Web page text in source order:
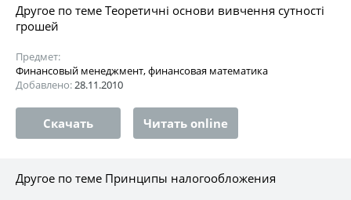
Другое по теме Теоретичні основи вивчення сутності
грошей
Предмет:
Финансовый менеджмент, финансовая математика
Добавлено:28.11.2010
Скачать Читать online
Другое по теме Принципы налогообложения